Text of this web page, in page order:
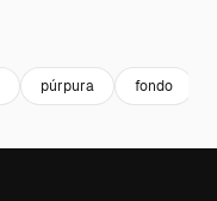
púrpura fondo